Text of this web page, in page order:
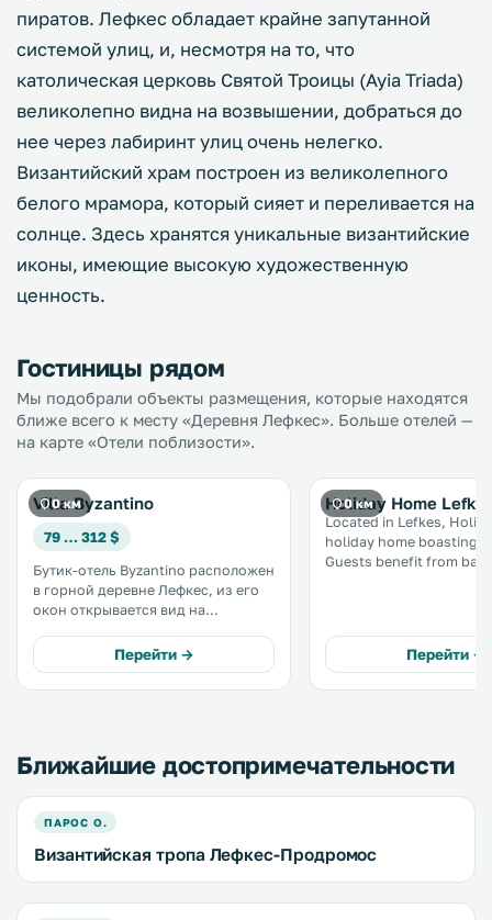
пиратов. Лефкес обладает крайне запутанной
системой улиц, и, несмотря на то, что
католическая церковь Святой Троицы (Ayia Triada)
великолепно видна на возвышении, добраться до
нее через лабиринт улиц очень нелегко.
Византийский храм построен из великолепного
белого мрамора, который сияет и переливается на
солнце. Здесь хранятся уникальные византийские
иконы, имеющие высокую художественную
ценность.
Гостиницы рядом
Мы подобрали объекты размещения, которые находятся
ближе всего к месту «Деревня Лефкес». Больше отелей —
на карте «Отели поблизости».
0 км
Villa Byzantino
79 … 312 $
Бутик-отель Byzantino расположен
в горной деревне Лефкес, из его
окон открывается вид на
Триада и живописные
окрестности. К услугам гостей
элегантные номера и виллы с
Перейти →
0 км
Holiday Home
Located in Lefkes,
holiday home boasting
Guests benefit from
bathroom with a bath. .
Перейти →
Ближайшие достопримечательности
ПАРОС О.
Византийская тропа Лефкес-Продромос